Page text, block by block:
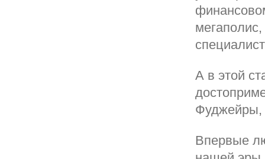
А в этой
Впервые